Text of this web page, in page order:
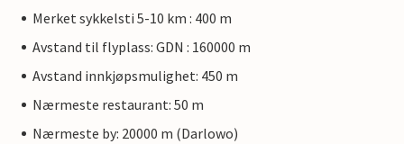
Merket sykkelsti 5-10 km : 400 m
Avstand til flyplass: GDN : 160000 m
Avstand innkjøpsmulighet: 450 m
Nærmeste restaurant: 50 m
Nærmeste by: 20000 m (Darlowo)